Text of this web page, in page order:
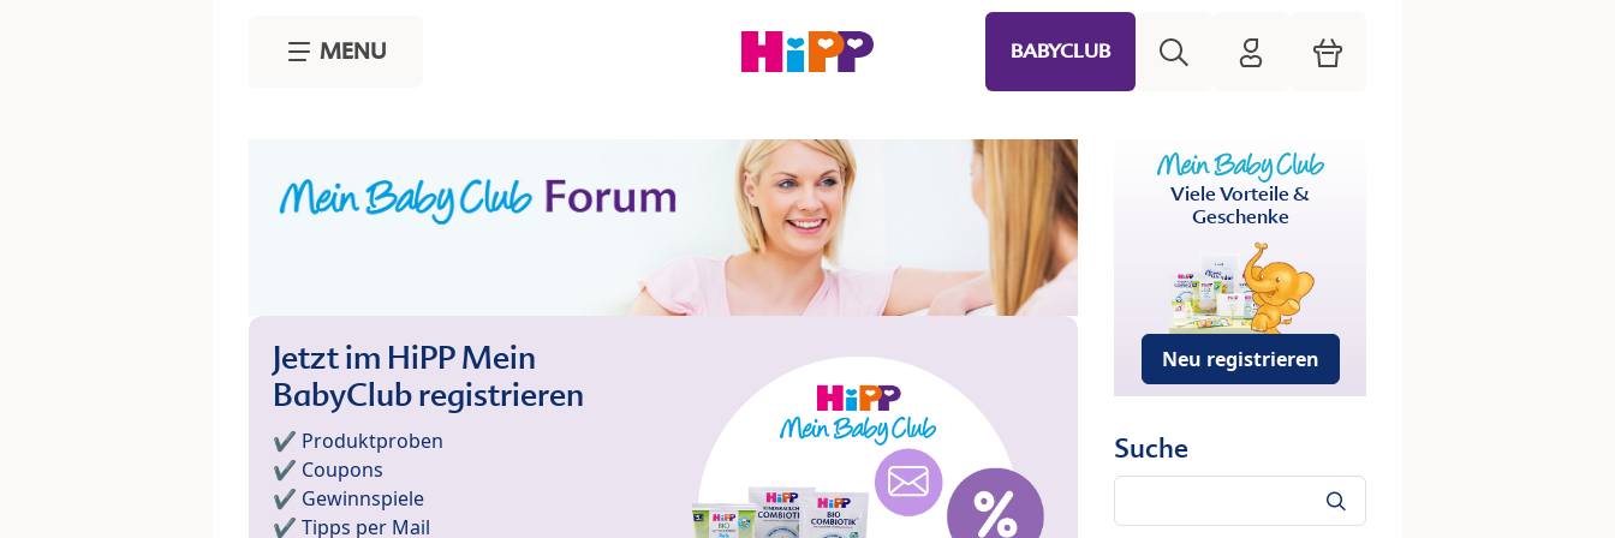
MENU BABYCLUB HiPP Mein Babyclub
Warenkorb
Jetzt im HiPP Mein
BabyClub registrieren
✔️ Produktproben
✔️ Coupons
✔️ Gewinnspiele
✔️ Tipps per Mail
Viele Vorteile &
Geschenke
Neu registrieren
Suche